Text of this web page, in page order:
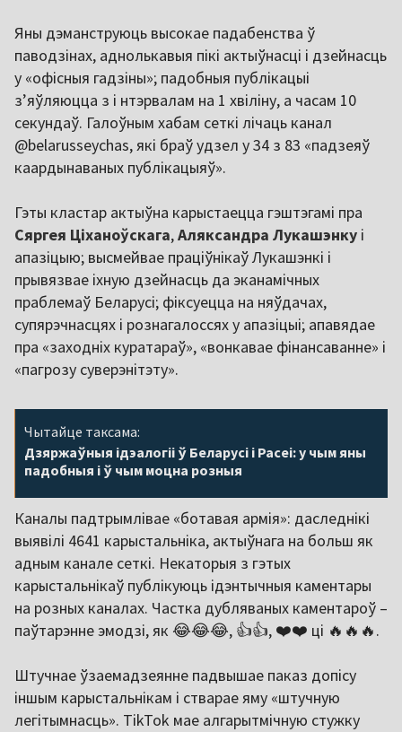
Яны дэманструюць высокае падабенства ў
паводзінах, аднолькавыя пікі актыўнасці і дзейнасць
у «офісныя гадзіны»; падобныя публікацыі
з’яўляюцца з і нтэрвалам на 1 хвіліну, а часам 10
секундаў. Галоўным хабам сеткі лічаць канал
@belarusseychas, які браў удзел у 34 з 83 «падзеяў
каардынаваных публікацыяў».
Гэты кластар актыўна карыстаецца гэштэгамі пра
Сяргея Ціханоўскага,Аляксандра Лукашэнку і
апазіцыю; высмейвае праціўнікаў Лукашэнкі і
прывязвае іхную дзейнасць да эканамічных
праблемаў Беларусі; фіксуецца на няўдачах,
супярэчнасцях і рознагалоссях у апазіцыі; апавядае
пра «заходніх куратараў», «вонкавае фінансаванне» і
«пагрозу суверэнітэту».
Чытайце таксама:
Дзяржаўныя ідэалогіі ў Беларусі і Расеі: у чым яны
падобныя і ў чым моцна розныя
Каналы падтрымлівае «ботавая армія»: даследнікі
выявілі 4641 карыстальніка, актыўнага на больш як
адным канале сеткі. Некаторыя з гэтых
карыстальнікаў публікуюць ідэнтычныя каментары
на розных каналах. Частка дубляваных каментароў –
паўтарэнне эмодзі, як 😂😂😂, 👍👍, ❤️❤️ ці 🔥🔥🔥.
Штучнае ўзаемадзеянне падвышае паказ допісу
іншым карыстальнікам і стварае яму «штучную
легітымнасць». TikTok мае алгарытмічную стужку